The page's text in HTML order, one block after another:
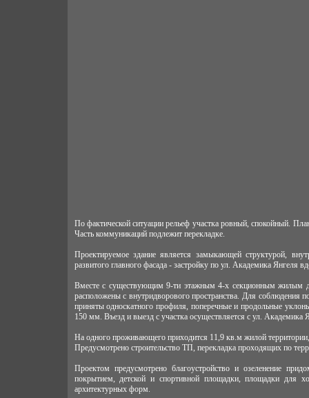
По фактической ситуации рельеф участка ровный, спокойный.
Часть коммуникаций подлежит перекладке.
Проектируемое здание является замыкающей структурой,
развитого главного фасада - застройку по ул. Академика Янгеля
Вместе с существующим 9-ти этажным 4-х секционным жилым
расположены с внутридворового пространства. Для соблюдения
приняты односкатного профиля, поперечные и продольные
150 мм. Въезд и выезд с участка осуществляется с ул. Академика
На одного проживающего приходится 11,9 кв.м жилой территории,
Предусмотрено строительство ТП, перекладка проходящих по
Проектом предусмотрено благоустройство и озеленение
покрытием, детской и спортивной площадки, площадки для
архитектурных форм.